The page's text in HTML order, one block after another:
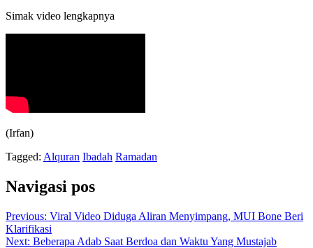
Simak video lengkapnya
(Irfan)
Tagged: Alquran Ibadah Ramadan
Navigasi pos
Previous: Viral Video Diduga Aliran Menyimpang, MUI Bone Beri
Klarifikasi
Next: Beberapa Adab Saat Berdoa dan Waktu Yang Mustajab